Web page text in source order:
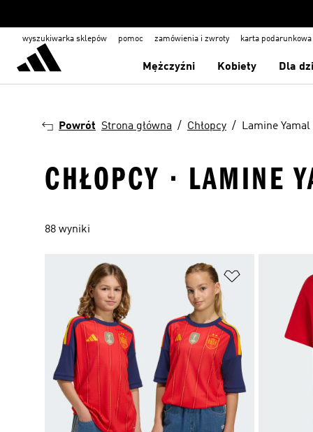
wyszukiwarka sklepów pomoc zamówienia i zwroty karta podarunkowa
Mężczyźni Kobiety Dla
Powrót Strona główna Chłopcy Lamine Yamal
CHŁOPCY · LAMINE
88 wyniki
Dodaj do listy